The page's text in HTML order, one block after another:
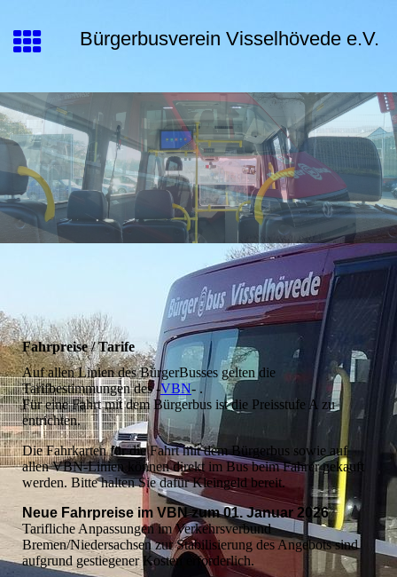
Bürgerbusverein Visselhövede e.V.
Fahrpreise / Tarife
Auf allen Linien des BürgerBusses gelten die
Tarifbestimmungen des -VBN- .
Für eine Fahrt mit dem Bürgerbus ist die Preisstufe A zu
entrichten.
Die Fahrkarten für die Fahrt mit dem Bürgerbus sowie auf
allen VBN-Linien können direkt im Bus beim Fahrer gekauft
werden. Bitte halten Sie dafür Kleingeld bereit.
Neue Fahrpreise im VBN zum 01. Januar 2026
Tarifliche Anpassungen im Verkehrsverbund
Bremen/Niedersachsen zur Stabilisierung des Angebots sind
aufgrund gestiegener Kosten erforderlich.